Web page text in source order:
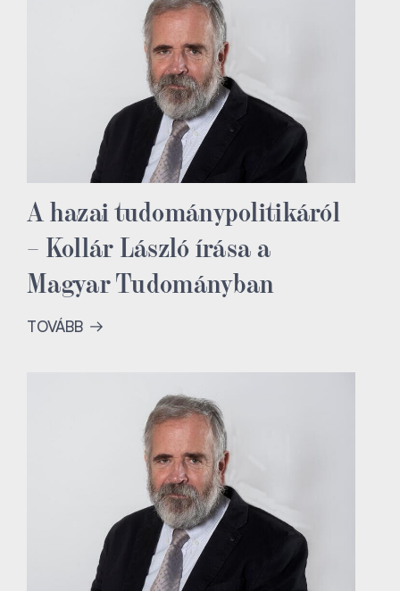
A hazai tudománypolitikáról
– Kollár László írása a
Magyar Tudományban
TOVÁBB